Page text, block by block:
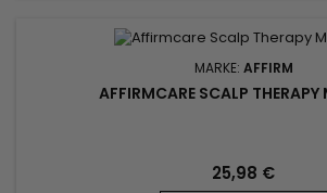
MARKE: AFFIRM
AFFIRMCARE SCALP THERAPY
25,98 €